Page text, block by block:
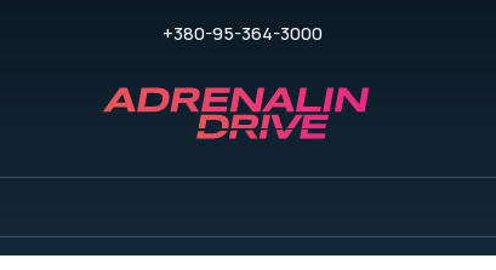
+380-95-364-3000